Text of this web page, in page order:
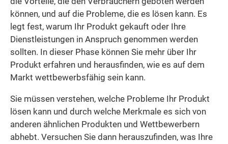
können, und auf die Probleme, die es lösen kann. Es
legt fest, warum Ihr Produkt gekauft oder Ihre
Dienstleistungen in Anspruch genommen werden
sollten. In dieser Phase können Sie mehr über Ihr
Produkt erfahren und herausfinden, wie es auf dem
Markt wettbewerbsfähig sein kann.
Sie müssen verstehen, welche Probleme Ihr Produkt
lösen kann und durch welche Merkmale es sich von
anderen ähnlichen Produkten und Wettbewerbern
abhebt. Versuchen Sie dann herauszufinden, was Ihre